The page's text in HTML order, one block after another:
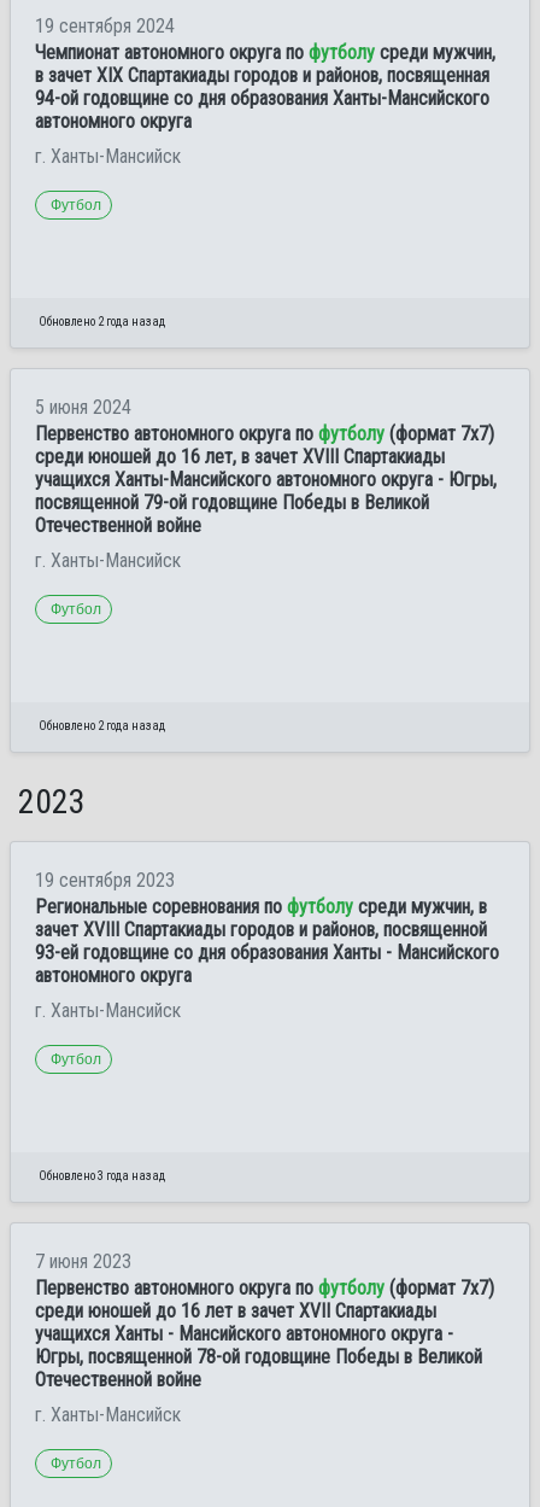
19 сентября 2024
Чемпионат автономного округа по футболу среди мужчин,
в зачет XIX Спартакиады городов и районов, посвященная
94-ой годовщине со дня образования Ханты-Мансийского
автономного округа
г. Ханты-Мансийск
Футбол
Обновлено 2 года назад
5 июня 2024
Первенство автономного округа по футболу (формат 7х7)
среди юношей до 16 лет, в зачет XVIII Спартакиады
учащихся Ханты-Мансийского автономного округа - Югры,
посвященной 79-ой годовщине Победы в Великой
Отечественной войне
г. Ханты-Мансийск
Футбол
Обновлено 2 года назад
2023
19 сентября 2023
Региональные соревнования по футболу среди мужчин, в
зачет XVIII Спартакиады городов и районов, посвященной
93-ей годовщине со дня образования Ханты - Мансийского
автономного округа
г. Ханты-Мансийск
Футбол
Обновлено 3 года назад
7 июня 2023
Первенство автономного округа по футболу (формат 7х7)
среди юношей до 16 лет в зачет XVII Спартакиады
учащихся Ханты - Мансийского автономного округа -
Югры, посвященной 78-ой годовщине Победы в Великой
Отечественной войне
г. Ханты-Мансийск
Футбол